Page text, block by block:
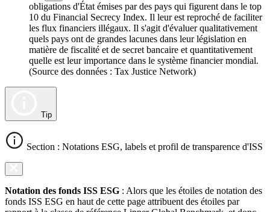
obligations d'État émises par des pays qui figurent dans le top
10 du Financial Secrecy Index. Il leur est reproché de faciliter
les flux financiers illégaux. Il s'agit d'évaluer qualitativement
quels pays ont de grandes lacunes dans leur législation en
matière de fiscalité et de secret bancaire et quantitativement
quelle est leur importance dans le système financier mondial.
(Source des données : Tax Justice Network)
Tip
Section : Notations ESG, labels et profil de transparence d'ISS
Notation des fonds ISS ESG : Alors que les étoiles de notation des
fonds ISS ESG en haut de cette page attribuent des étoiles par